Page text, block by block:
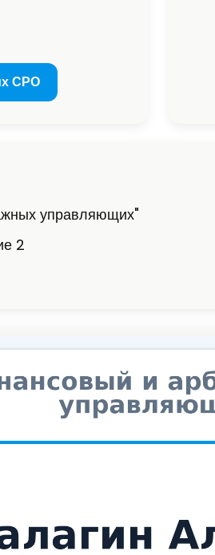
СРО
управляющих"
2